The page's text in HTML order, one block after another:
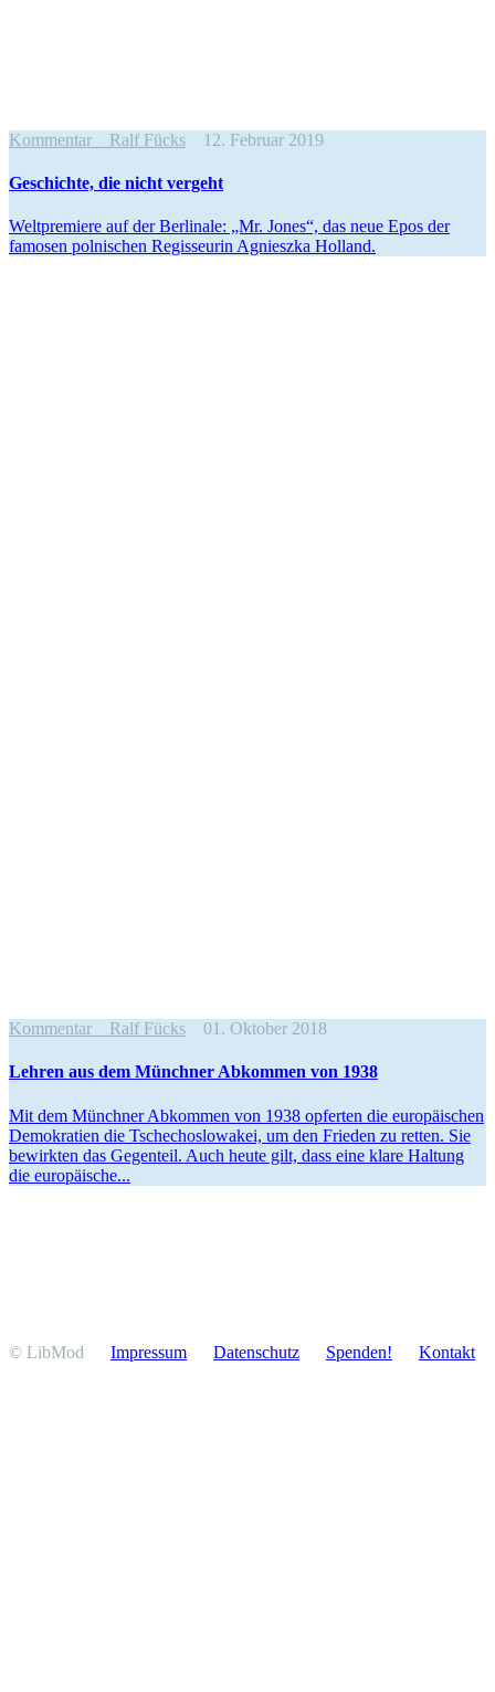
Kommentar Ralf Fücks 12. Februar 2019
Geschichte, die nicht vergeht
Weltpre­miere auf der Berlinale: „Mr. Jones“, das neue Epos der
famosen polni­schen Regis­seurin Agnieszka Holland.
Kommentar Ralf Fücks 01. Oktober 2018
Lehren aus dem Münchner Abkommen von 1938
Mit dem Münchner Abkommen von 1938 opferten die europäi­schen
Demokratien die Tsche­cho­slo­wakei, um den Frieden zu retten. Sie
bewirkten das Gegenteil. Auch heute gilt, dass eine klare Haltung
die europäische...
© LibMod Impressum Daten­schutz Spenden! Kontakt